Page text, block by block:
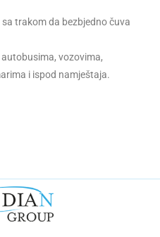
trakom da bezbjedno čuva
vozovima,
i ispod namještaja.